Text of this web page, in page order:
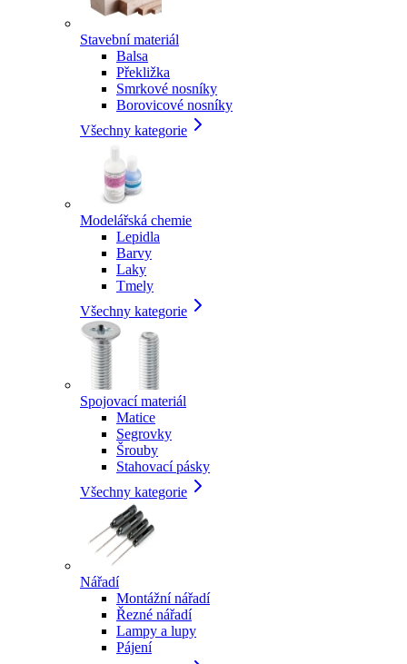
Stavební materiál
Balsa
Překližka
Smrkové nosníky
Borovicové nosníky
Všechny kategorie
Modelářská chemie
Lepidla
Barvy
Laky
Tmely
Všechny kategorie
Spojovací materiál
Matice
Segrovky
Šrouby
Stahovací pásky
Všechny kategorie
Nářadí
Montážní nářadí
Řezné nářadí
Lampy a lupy
Pájení